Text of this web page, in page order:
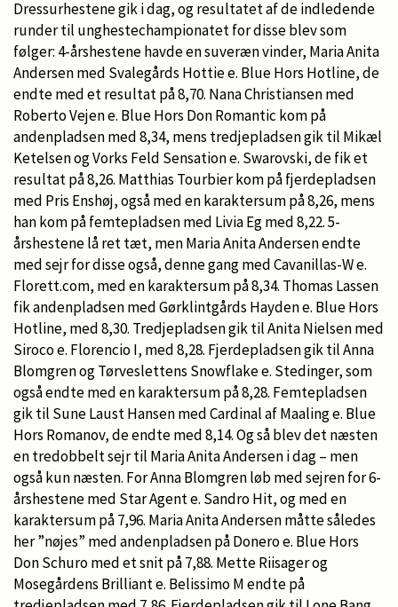
Dressurhestene gik i dag, og resultatet af de indledende
runder til unghestechampionatet for disse blev som
følger: 4-årshestene havde en suveræn vinder, Maria Anita
Andersen med Svalegårds Hottie e. Blue Hors Hotline, de
endte med et resultat på 8,70. Nana Christiansen med
Roberto Vejen e. Blue Hors Don Romantic kom på
andenpladsen med 8,34, mens tredjepladsen gik til Mikæl
Ketelsen og Vorks Feld Sensation e. Swarovski, de fik et
resultat på 8,26. Matthias Tourbier kom på fjerdepladsen
med Pris Enshøj, også med en karaktersum på 8,26, mens
han kom på femtepladsen med Livia Eg med 8,22. 5-
årshestene lå ret tæt, men Maria Anita Andersen endte
med sejr for disse også, denne gang med Cavanillas-W e.
Florett.com, med en karaktersum på 8,34. Thomas Lassen
fik andenpladsen med Gørklintgårds Hayden e. Blue Hors
Hotline, med 8,30. Tredjepladsen gik til Anita Nielsen med
Siroco e. Florencio I, med 8,28. Fjerdepladsen gik til Anna
Blomgren og Tørveslettens Snowflake e. Stedinger, som
også endte med en karaktersum på 8,28. Femtepladsen
gik til Sune Laust Hansen med Cardinal af Maaling e. Blue
Hors Romanov, de endte med 8,14. Og så blev det næsten
en tredobbelt sejr til Maria Anita Andersen i dag – men
også kun næsten. For Anna Blomgren løb med sejren for 6-
årshestene med Star Agent e. Sandro Hit, og med en
karaktersum på 7,96. Maria Anita Andersen måtte således
her ”nøjes” med andenpladsen på Donero e. Blue Hors
Don Schuro med et snit på 7,88. Mette Riisager og
Mosegårdens Brilliant e. Belissimo M endte på